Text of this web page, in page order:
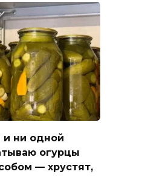
и ни одной
огурцы
— хрустят,